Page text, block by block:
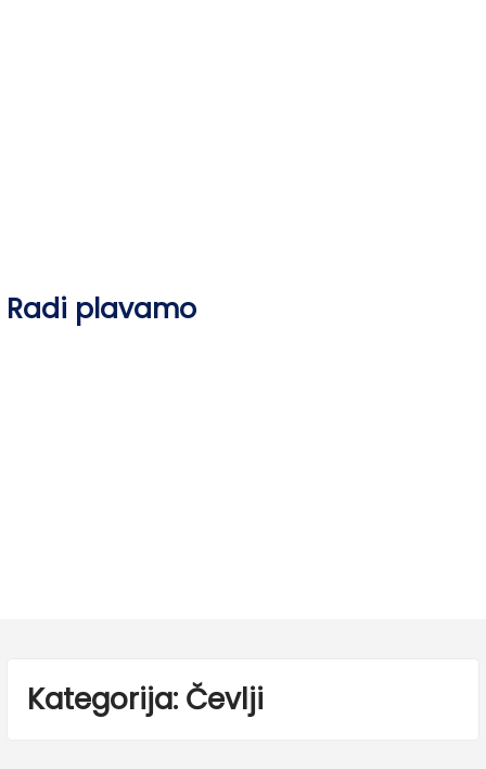
Radi plavamo
Kategorija: Čevlji